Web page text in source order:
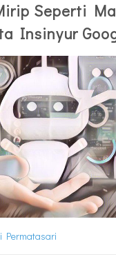
Seperti
Insinyur
Permatasari